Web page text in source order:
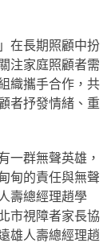
在長期照顧中扮
注家庭照顧者需
織攜手合作，共
者抒發情緒、重
一群無聲英雄，
甸的責任與無聲
壽總經理趙學
市視障者家長協
雄人壽總經理趙